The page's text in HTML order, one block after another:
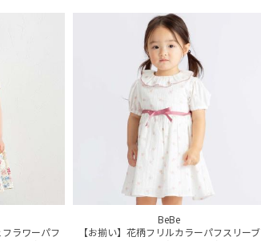
フラワーパフ
BeBe
【お揃い】花柄フリルカラーパフスリーブ